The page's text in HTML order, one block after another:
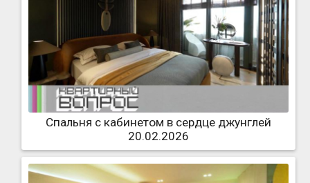
Спальня с кабинетом в сердце джунглей
20.02.2026